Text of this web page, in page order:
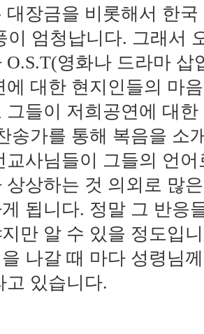
대장금을 비롯해서 한국
이 엄청납니다. 그래서
O.S.T(영화나 드라마 삽
에 대한 현지인들의 마
그들이 저희공연에 대
송가를 통해 복음을 소
교사님들이 그들의 언
상상하는 것 의외로 많
됩니다. 정말 그 반응
만 알 수 있을 정도입
나갈 때 마다 성령님
고 있습니다.